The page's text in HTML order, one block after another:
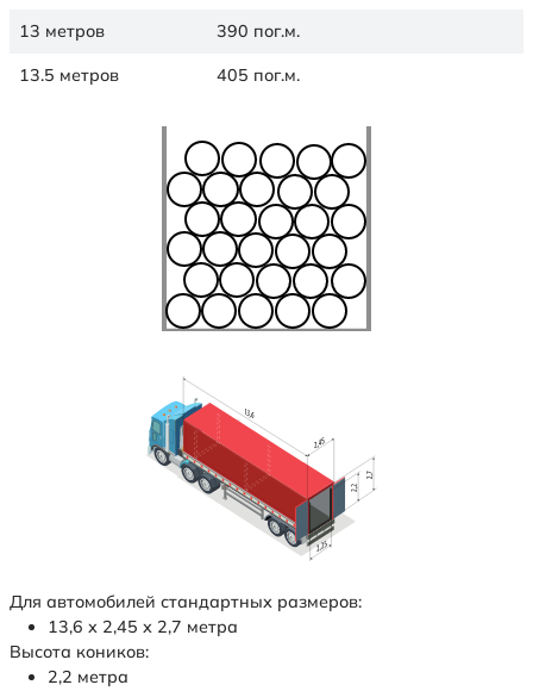
13 метров 390 пог.м.
13.5 метров 405 пог.м.
Для автомобилей стандартных размеров:
13,6 х 2,45 х 2,7 метра
Высота коников:
2,2 метра